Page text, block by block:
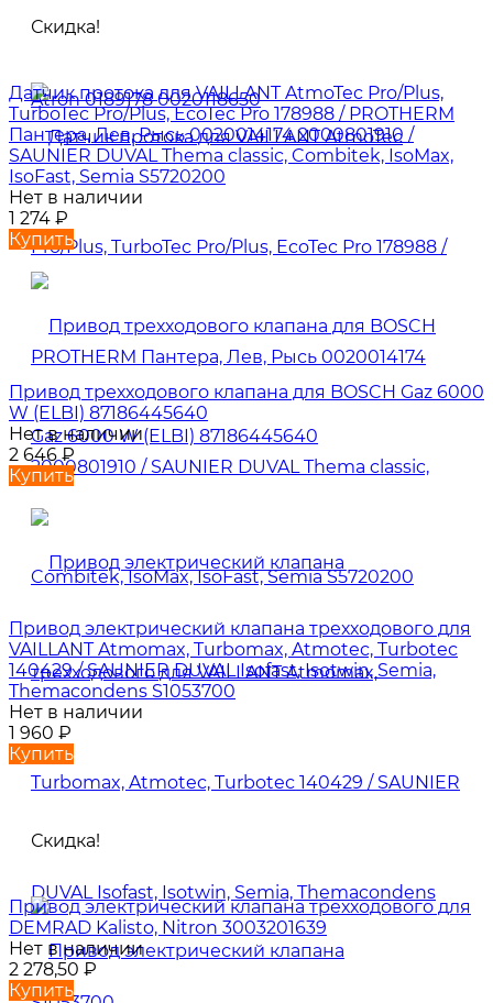
Скидка!
Датчик протока для VAILLANT AtmoTec Pro/Plus,
TurboTec Pro/Plus, EcoTec Pro 178988 / PROTHERM
Пантера, Лев, Рысь 0020014174 2000801910 /
SAUNIER DUVAL Thema classic, Combitek, IsoMax,
IsoFast, Semia S5720200
Нет в наличии
1 274 ₽
Купить
Привод трехходового клапана для BOSCH Gaz 6000
W (ELBI) 87186445640
Нет в наличии
2 646₽
Купить
Привод электрический клапана трехходового для
VAILLANT Atmomax, Turbomax, Atmotec, Turbotec
140429 / SAUNIER DUVAL Isofast, Isotwin, Semia,
Themacondens S1053700
Нет в наличии
1 960 ₽
Купить
Скидка!
Привод электрический клапана трехходового для
DEMRAD Kalisto, Nitron 3003201639
Нет в наличии
2 278,50 ₽
Купить